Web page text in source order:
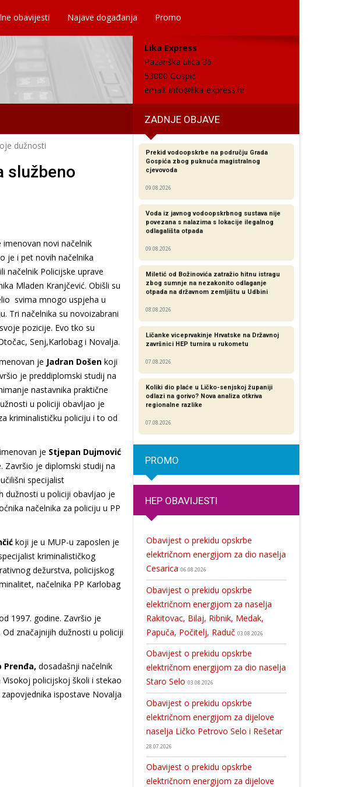
obavijesti Najave događanja Promo
Lika Express
Pazariška ulica 36
53000 Gospić
email: info@lika-express.hr
ZADNJE OBJAVE
dužnosti
službeno
imenovan novi načelnik
je i pet novih načelnika
načelnik Policijske uprave
Mladen Kranjčević. Obišli su
svima mnogo uspjeha u
Tri načelnika su novoizabrani
pozicije. Evo tko su
Senj,Karlobag i Novalja.
je Jadran Došen koji
je preddiplomski studij na
nastavnika praktične
u policiji obavljao je
kriminalističku policiju i to od
imenovan je Stjepan Dujmović
Završio je diplomski studij na
specijalist
dužnosti u policiji obavljao je
načelnika za policiju u PP
koji je u MUP-u zaposlen je
kriminalističkog
dežurstva, policijskog
načelnika PP Karlobag
1997. godine. Završio je
značajnijih dužnosti u policiji
Prenđa, dosadašnji načelnik
policijskoj školi i stekao
ispostave Novalja
Prekid vodoopskrbe na području Grada
Gospića zbog puknuća magistralnog
cjevovoda
09.08.2026
Voda iz javnog vodoopskrbnog sustava nije
povezana s nalazima s lokacije ilegalnog
odlagališta otpada
09.08.2026
Miletić od Božinovića zatražio hitnu istragu
zbog sumnje na nezakonito odlaganje
otpada na državnom zemljištu u Udbini
08.08.2026
Ličanke viceprvakinje Hrvatske na Državnoj
završnici HEP turnira u rukometu
07.08.2026
Koliki dio plaće u Ličko-senjskoj županiji
odlazi na gorivo? Nova analiza otkriva
regionalne razlike​
07.08.2026
PROMO
HEP OBAVIJESTI
Obavijest o prekidu opskrbe
električnom energijom za dio naselja
Cesarica 06.08.2026
Obavijest o prekidu opskrbe
električnom energijom za naselja
Rakitovac, Bilaj, Ribnik, Medak,
Papuča, Počitelj, Raduč 03.08.2026
Obavijest o prekidu opskrbe
električnom energijom za dio naselja
Staro Selo 03.08.2026
Obavijest o prekidu opskrbe
električnom energijom za dijelove
naselja Ličko Petrovo Selo i Rešetar
28.07.2026
Obavijest o prekidu opskrbe
električnom energijom za dijelove